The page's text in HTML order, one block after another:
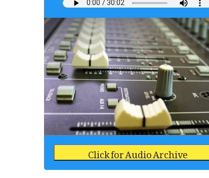
Click for Audio Archive